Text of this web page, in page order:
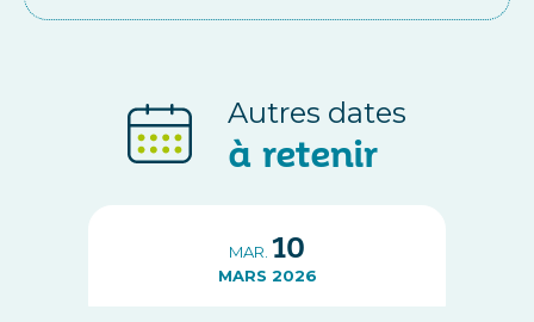
Autres dates
à retenir
MAR. 10
MARS 2026